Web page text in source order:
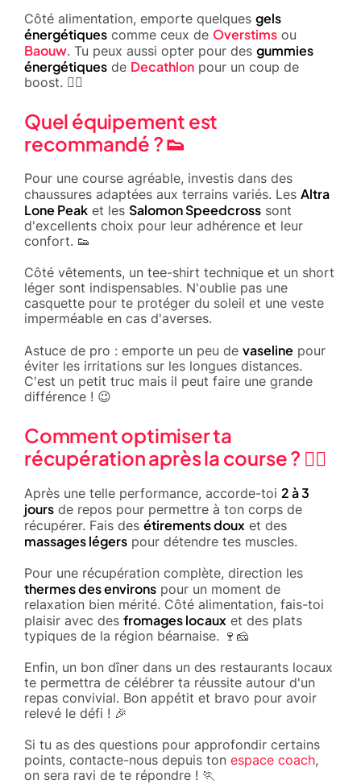
Côté alimentation, emporte quelques gels
énergétiques comme ceux de Overstims ou
Baouw. Tu peux aussi opter pour des gummies
énergétiques de Decathlon pour un coup de
boost. 🏃‍♂️
Quel équipement est
recommandé ? 👟
Pour une course agréable, investis dans des
chaussures adaptées aux terrains variés. Les Altra
Lone Peak et les Salomon Speedcross sont
d'excellents choix pour leur adhérence et leur
confort. 👟
Côté vêtements, un tee-shirt technique et un short
léger sont indispensables. N'oublie pas une
casquette pour te protéger du soleil et une veste
imperméable en cas d'averses.
Astuce de pro : emporte un peu de vaseline pour
éviter les irritations sur les longues distances.
C'est un petit truc mais il peut faire une grande
différence ! 😉
Comment optimiser ta
récupération après la course ? 🧘‍♂️
Après une telle performance, accorde-toi 2 à 3
jours de repos pour permettre à ton corps de
récupérer. Fais des étirements doux et des
massages légers pour détendre tes muscles.
Pour une récupération complète, direction les
thermes des environs pour un moment de
relaxation bien mérité. Côté alimentation, fais-toi
plaisir avec des fromages locaux et des plats
typiques de la région béarnaise. 🍷🧀
Enfin, un bon dîner dans un des restaurants locaux
te permettra de célébrer ta réussite autour d'un
repas convivial. Bon appétit et bravo pour avoir
relevé le défi ! 🎉
Si tu as des questions pour approfondir certains
points, contacte-nous depuis ton espace coach,
on sera ravi de te répondre ! 🏃